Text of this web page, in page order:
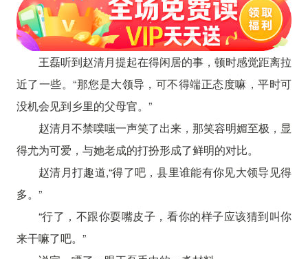
王磊听到赵清月提起在得闲居的事，顿时感觉距离拉
近了一些。“那您是大领导，可不得端正态度嘛，平时可
没机会见到乡里的父母官。”
赵清月不禁噗嗤一声笑了出来，那笑容明媚至极，显
得尤为可爱，与她老成的打扮形成了鲜明的对比。
赵清月打趣道,“得了吧，县里谁能有你见大领导见得
多。”
“行了，不跟你耍嘴皮子，看你的样子应该猜到叫你
来干嘛了吧。”